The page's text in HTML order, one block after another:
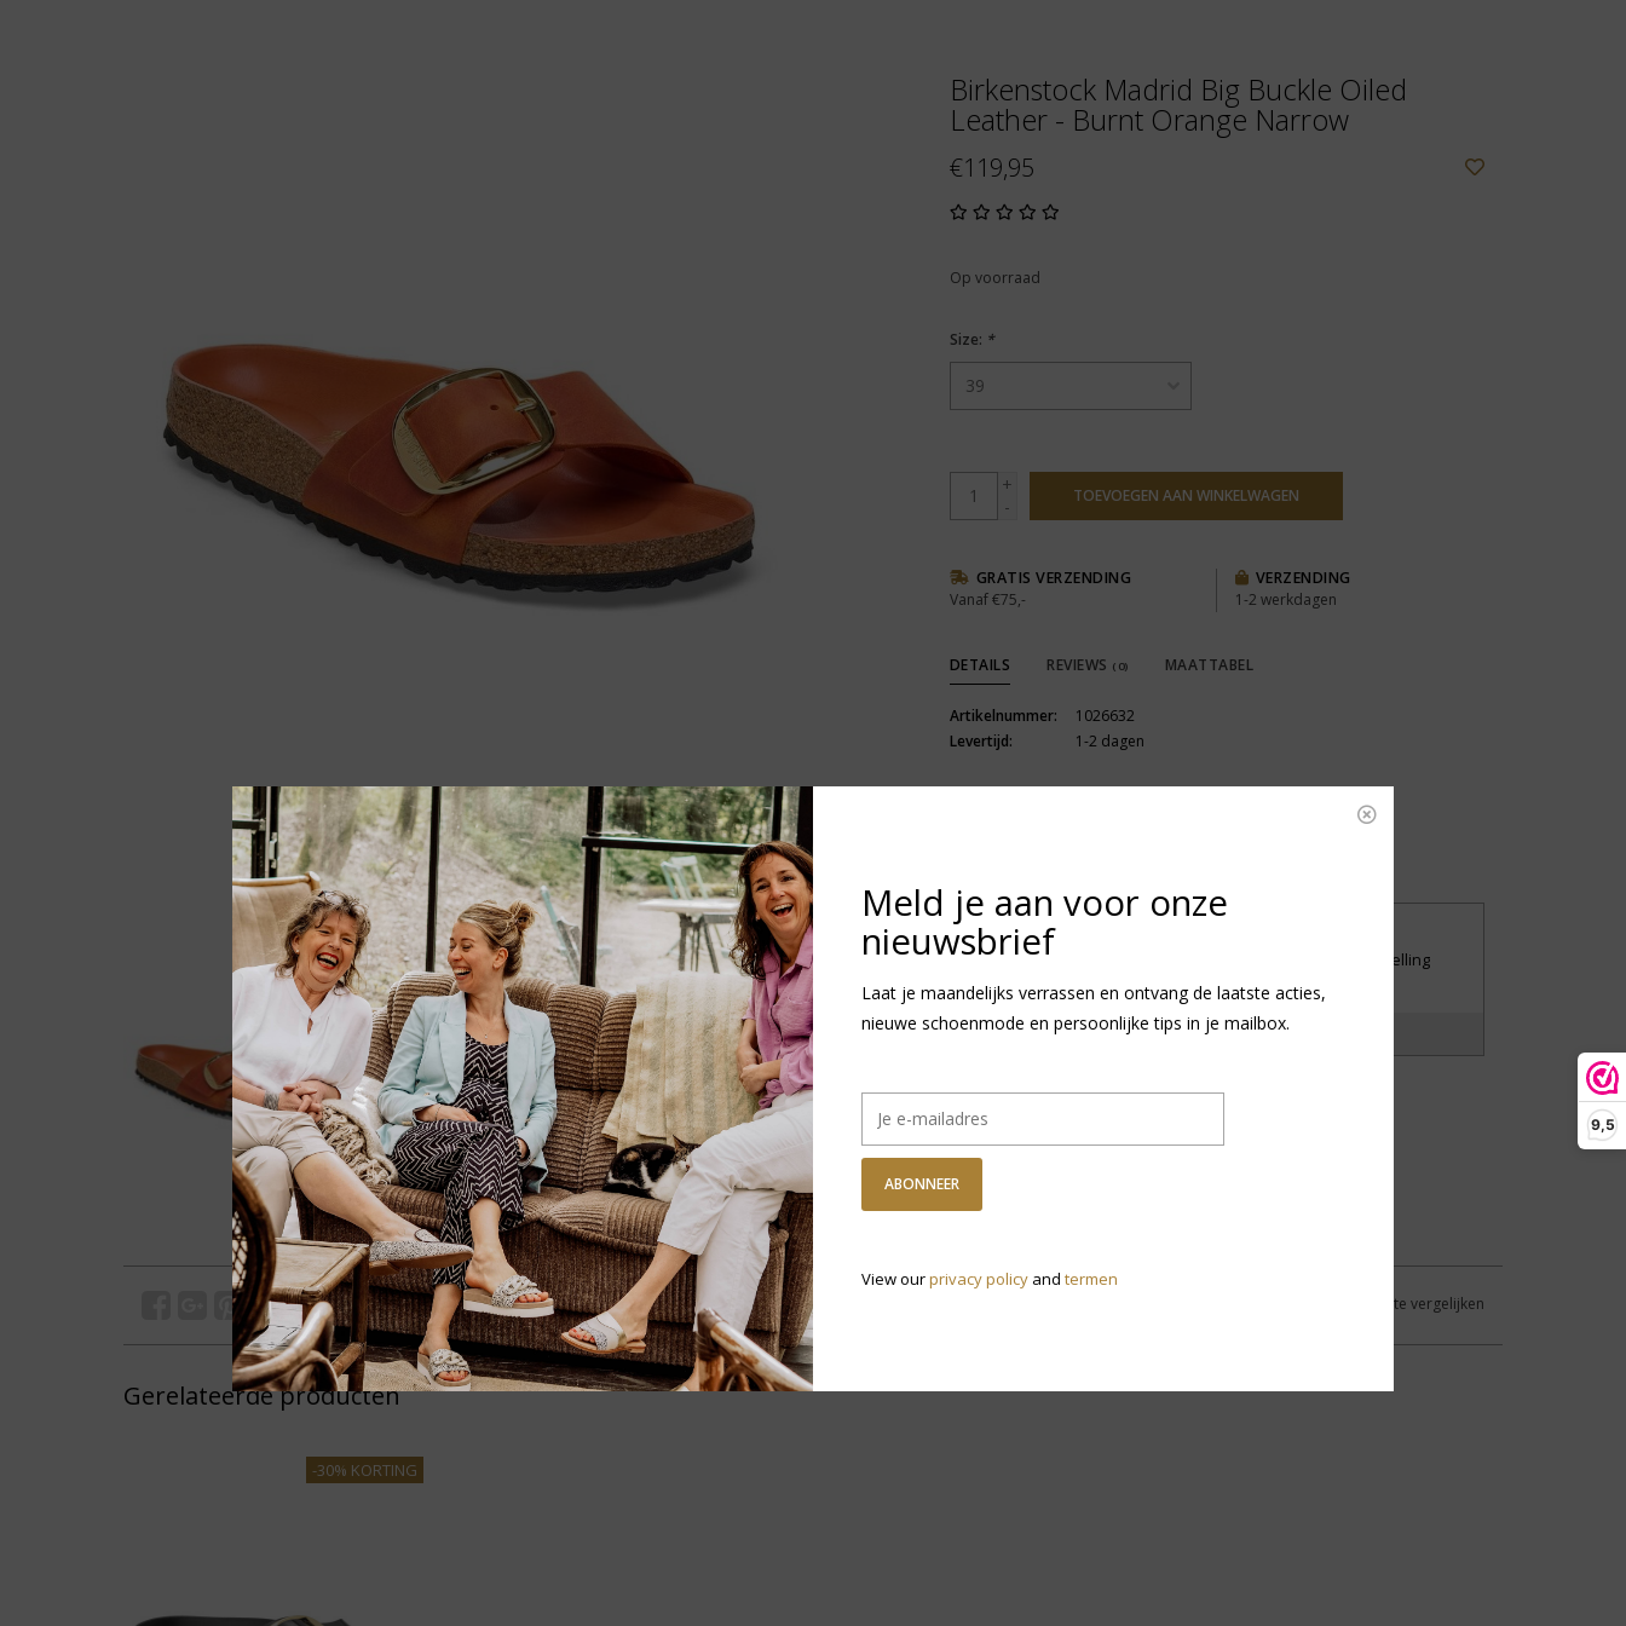
9,5
Birkenstock Madrid Big Buckle Oiled
Leather - Burnt Orange Narrow
€119,95
Op voorraad
Size: *
+
-
TOEVOEGEN AAN WINKELWAGEN
GRATIS VERZENDING
Vanaf €75,-
VERZENDING
1-2 werkdagen
DETAILS REVIEWS (0) MAATTABEL
Artikelnummer:
1026632
Levertijd:
1-2 dagen
Niet tevreden met je aankoop? Stuur je bestelling
Heb je vragen?Laat het ons weten!
Toevoegen om te vergelijken
Gerelateerde producten
-30% KORTING
Meld je aan voor onze
nieuwsbrief
Laat je maandelijks verrassen en ontvang de laatste acties,
nieuwe schoenmode en persoonlijke tips in je mailbox.
ABONNEER
View ourprivacy policy and termen